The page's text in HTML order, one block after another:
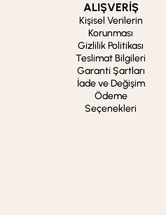
ALIŞVERİŞ
Kişisel Verilerin
Korunması
Gizlilik Politikası
Teslimat Bilgileri
Garanti Şartları
İade ve Değişim
Ödeme
Seçenekleri